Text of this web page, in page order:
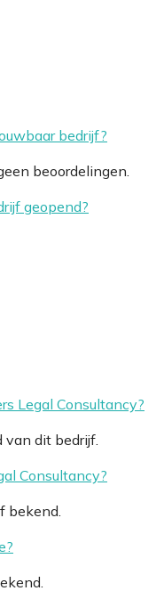
bedrijf?
beoordelingen.
geopend?
Legal Consultancy?
van dit bedrijf.
Consultancy?
bekend.